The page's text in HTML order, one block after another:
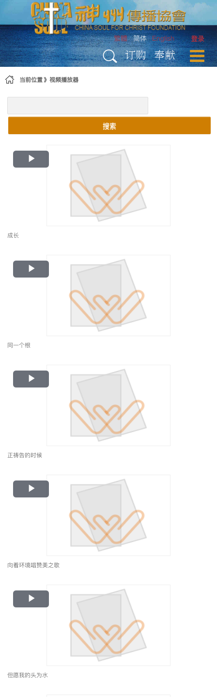
跳转到内容
登录
繁體 简体 English
订购 奉献
当前位置 视频播放器
搜索
Play
Video
成长
Play
Video
同一个根
Play
Video
正祷告的时候
Play
Video
向着环境唱赞美之歌
Play
Video
但愿我的头为水